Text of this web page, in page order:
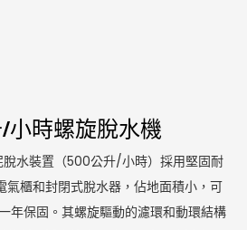
/小時螺旋脫水機
水裝置（500公升/小時）採用堅固耐
氣櫃和封閉式脫水器，佔地面積小，可
年保固。其螺旋驅動的濾環和動環結構